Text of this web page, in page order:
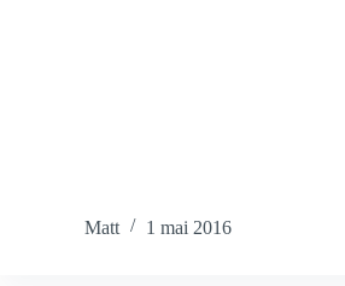
Matt 1 mai 2016